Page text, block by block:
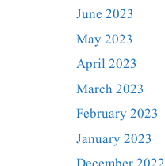
June 2023
May 2023
April 2023
March 2023
February 2023
January 2023